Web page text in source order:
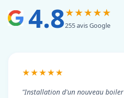
4.8★★★★★
255 avis Google
★★★★★
"Installation d'un nouveau boiler